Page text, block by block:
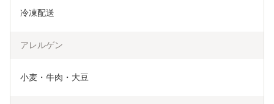
冷凍配送
アレルゲン
小麦・牛肉・大豆